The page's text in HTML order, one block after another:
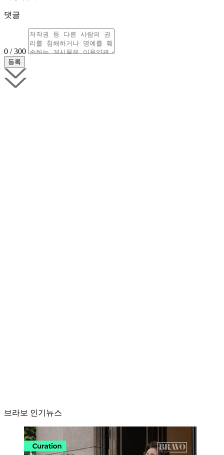
댓글
0 / 300
브라보 인기뉴스